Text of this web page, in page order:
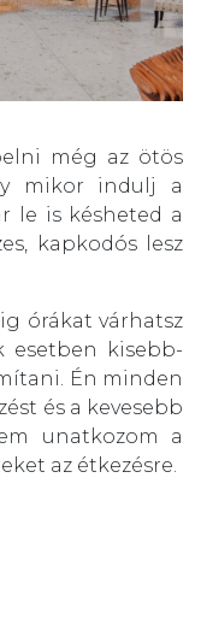
még az ötös
mikor indulj a
le is késheted a
kapkodós lesz
órákat várhatsz
esetben kisebb-
Én minden
és a kevesebb
unatkozom a
az étkezésre.